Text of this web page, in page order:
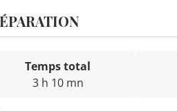
Temps total
3 h 10 mn